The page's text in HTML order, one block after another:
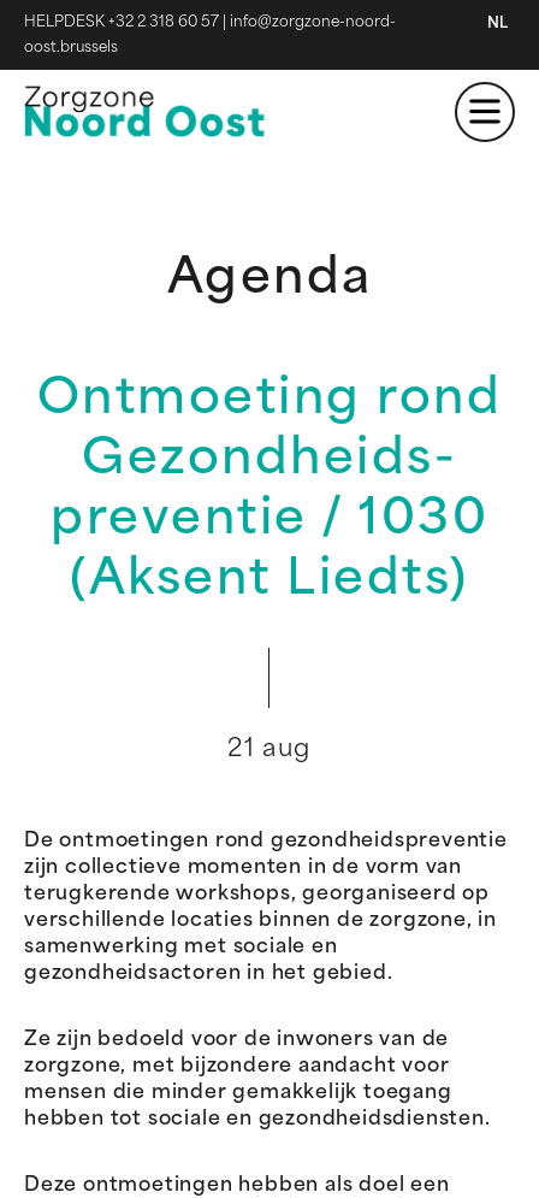
HELPDESK +32 2 318 60 57
info@zorgzone-noord-
oost.brussels
NL
Agenda
Ontmoeting rond
Gezondheids-
preventie / 1030
(Aksent Liedts)
21 aug
De ontmoetingen rond gezondheidspreventie
zijn collectieve momenten in de vorm van
terugkerende workshops, georganiseerd op
verschillende locaties binnen de zorgzone, in
samenwerking met sociale en
gezondheidsactoren in het gebied.
Ze zijn bedoeld voor de inwoners van de
zorgzone, met bijzondere aandacht voor
mensen die minder gemakkelijk toegang
hebben tot sociale en gezondheidsdiensten.
Deze ontmoetingen hebben als doel een